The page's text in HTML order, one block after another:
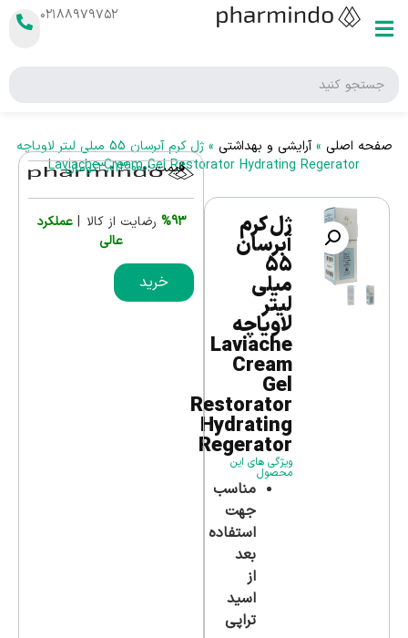
۰۲۱۸۸۹۷۹۷۵۲
صفحه اصلی »آرایشی و بهداشتی »
ژل کرم آبرسان 55 میلی لیتر لاویاچه
Laviache Cream Gel Restorator Hydrating Regerator
ژل کرم
آبرسان
55
میلی
لیتر
لاویاچه
Laviache
Cream
Gel
Restorator
Hydrating
Regerator
ویژگی های این
محصول
مناسب
جهت
استفاده
بعد
از
اسید
تراپی
قیمت :3,013,000تومان
%93 رضایت از کالا | عملکرد
عالی
خرید